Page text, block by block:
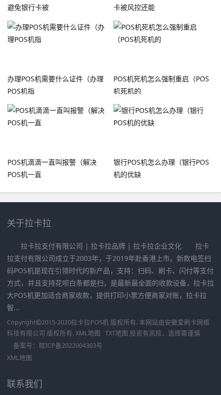
避免银行卡被
卡被风控还能
办理POS机需要什么证件（办理
POS机指
POS机死机怎么强制重启（POS
机死机的
POS机滴滴一直叫报警（解决
POS机一直
银行POS机怎么办理（银行POS
机的优缺
关于拉卡拉
拉卡拉支付有限公司 | 拉卡拉品牌 | 拉卡拉企业文化 拉卡
拉支付有限公司成立于2003年，于2019年赴香港上市。新款电签扫
码POS机是现在引领时代的新产品，支持：扫码、刷卡、闪付等支付
方式，并且支持花呗白条都是扫，是最新最全面的收款设备，拉卡拉
大POS机更加适合商家收款，提供打印小票方便商家对账，拉卡拉
智...
Copyright 2015-2020拉卡拉POS机 版权所有. 本网站由安徽爱刷卡网络
科技有限公司 版权所有. XML地图 TXT地图 投资有风险，选择需谨慎
备案号： 皖ICP备2022004303号
XML地图
联系我们